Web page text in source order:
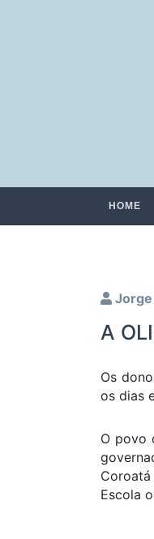
HOME
A
Os
os dias
O povo
Escola